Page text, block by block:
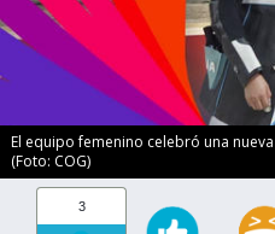
El equipo femenino celebró una
(Foto: COG)
3